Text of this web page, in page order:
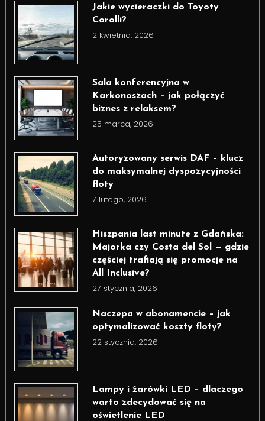
Jakie wycieraczki do Toyoty
Corolli?
2 kwietnia, 2026
Sala konferencyjna w
Karkonoszach – jak połączyć
biznes z relaksem?
25 marca, 2026
Autoryzowany serwis DAF – klucz
do maksymalnej dyspozycyjności
floty
7 lutego, 2026
Hiszpania last minute z Gdańska:
Majorka czy Costa del Sol — gdzie
częściej trafiają się promocje na
All Inclusive?
27 stycznia, 2026
Naczepa w abonamencie – jak
optymalizować koszty floty?
22 stycznia, 2026
Lampy i żarówki LED – dlaczego
warto zdecydować się na
oświetlenie LED